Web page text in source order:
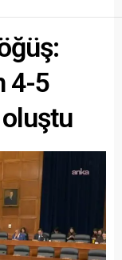
4-5